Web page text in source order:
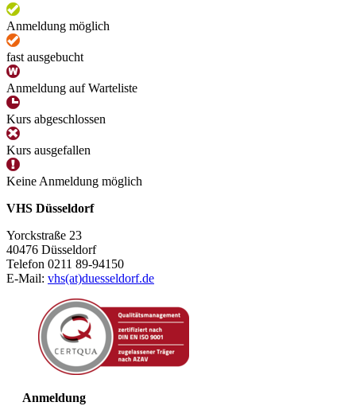
Anmeldung möglich
fast ausgebucht
Anmeldung auf Warteliste
Kurs abgeschlossen
Kurs ausgefallen
Keine Anmeldung möglich
VHS Düsseldorf
Yorckstraße 23
40476 Düsseldorf
Telefon 0211 89-94150
E-Mail: vhs(at)duesseldorf.de
Anmeldung